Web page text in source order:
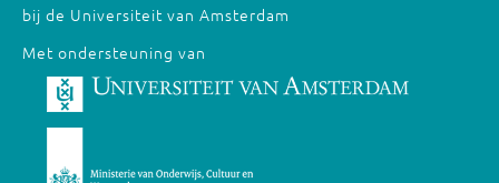
bij de Universiteit van Amsterdam
Met ondersteuning van